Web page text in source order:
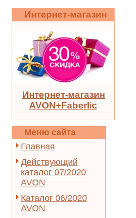
Интернет-магазин
Интернет-магазин
AVON+Faberlic
Меню сайта
Главная
Действующий
каталог 07/2020
AVON
Каталог 06/2020
AVON